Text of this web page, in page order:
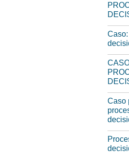
Caso